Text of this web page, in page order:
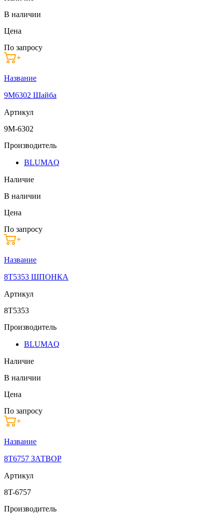
В наличии
Цена
По запросу
Название
9M6302 Шайба
Артикул
9M-6302
Производитель
BLUMAQ
Наличие
В наличии
Цена
По запросу
Название
8T5353 ШПОНКА
Артикул
8T5353
Производитель
BLUMAQ
Наличие
В наличии
Цена
По запросу
Название
8T6757 ЗАТВОР
Артикул
8T-6757
Производитель